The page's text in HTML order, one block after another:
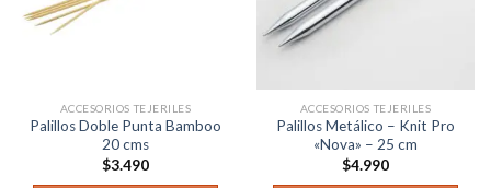
ACCESORIOS TEJERILES
Palillos Doble Punta Bamboo
20 cms
$3.490
ACCESORIOS TEJERILES
Palillos Metálico – Knit Pro
«Nova» – 25 cm
$4.990